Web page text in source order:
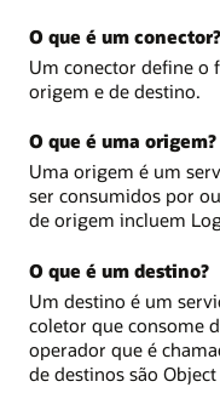
O que é um conector?
Um conector define o
origem e de destino.
O que é uma origem?
Uma origem é um
ser consumidos por
de origem incluem
O que é um destino?
Um destino é um
coletor que consome
operador que é
de destinos são